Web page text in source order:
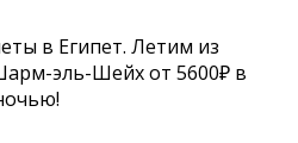
в Египет. Летим из
эль-Шейх от 5600₽ в